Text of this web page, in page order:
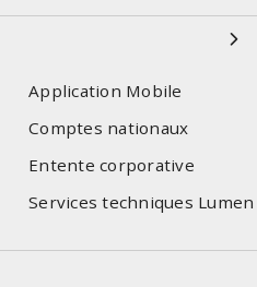
Application Mobile
Comptes nationaux
Entente corporative
Services techniques Lumen